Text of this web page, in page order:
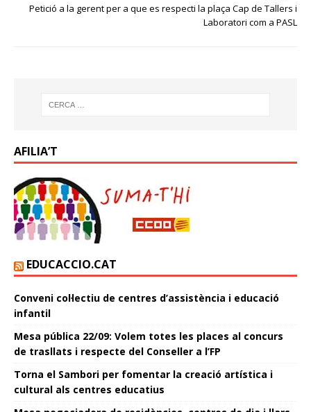
Petició a la gerent per a que es respecti la plaça Cap de Tallers i
Laboratori com a PASL
AFILIA’T
EDUCACCIO.CAT
Conveni col·lectiu de centres d’assistència i educació
infantil
Mesa pública 22/09: Volem totes les places al concurs
de trasllats i respecte del Conseller a l’FP
Torna el Sambori per fomentar la creació artística i
cultural als centres educatius